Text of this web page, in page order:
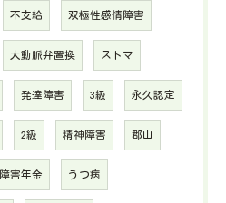
不支給 双極性感情障害
大動脈弁置換 ストマ
発達障害 3級 永久認定
2級 精神障害 郡山
障害年金 うつ病